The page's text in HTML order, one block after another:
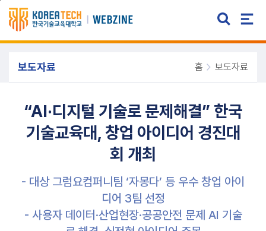
주메뉴 바로가기
본문 바로가기
보도자료 홈 보도자료
“AI·디지털 기술로 문제해결” 한국
기술교육대, 창업 아이디어 경진대
회 개최
- 대상 그럼요컴퍼니팀 ‘자몽다’ 등 우수 창업 아이
디어 3팀 선정
- 사용자 데이터·산업현장·공공안전 문제 AI 기술